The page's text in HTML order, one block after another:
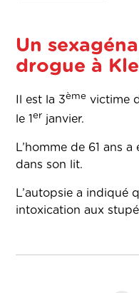
Un
drogue à
Il est la 3ème victime
le 1er janvier.
L’homme de 61 ans
dans son lit.
L’autopsie a indiqué
intoxication aux